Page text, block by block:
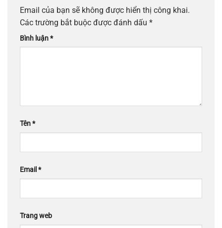
Email của bạn sẽ không được hiển thị công khai.
Các trường bắt buộc được đánh dấu *
Bình luận*
Tên*
Email *
Trang web